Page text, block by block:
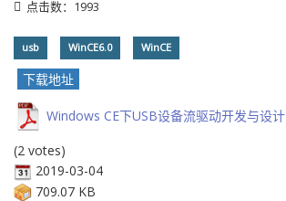
点击数：1993
usb WinCE6.0 WinCE
下载地址
Windows CE下USB设备流驱动开发与设计
(2 votes)
2019-03-04
709.07 KB